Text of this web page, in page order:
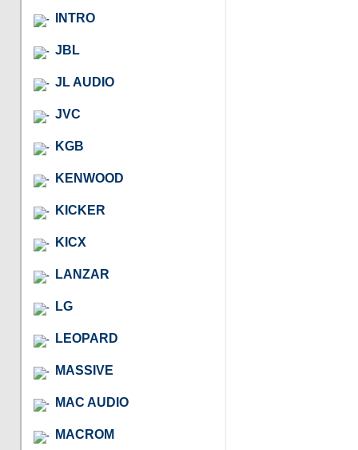
INTRO
JBL
JL AUDIO
JVC
KGB
KENWOOD
KICKER
KICX
LANZAR
LG
LEOPARD
MASSIVE
MAC AUDIO
MACROM